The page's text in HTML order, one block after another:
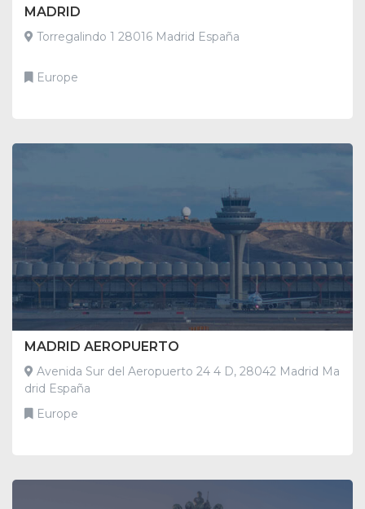
MADRID
Torregalindo 1 28016 Madrid España
Europe
MADRID AEROPUERTO
Avenida Sur del Aeropuerto 24 4 D, 28042 Madrid Ma
drid España
Europe